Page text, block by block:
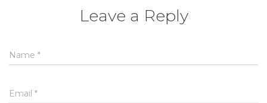
Leave a Reply
Name *
Email *